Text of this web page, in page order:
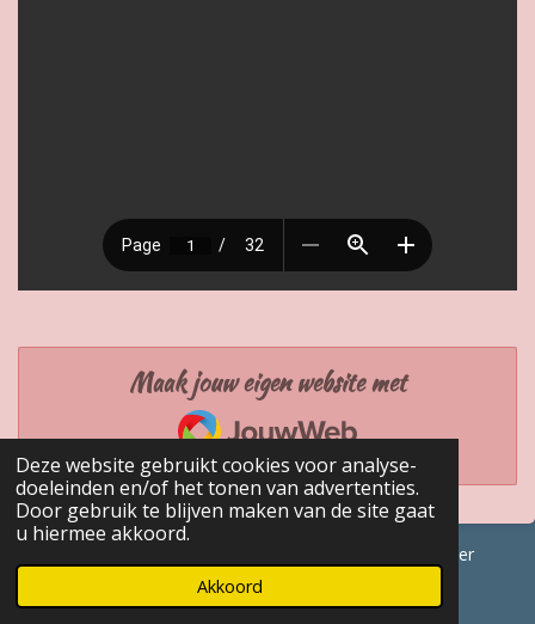
Deze website gebruikt cookies voor analyse-
doeleinden en/of het tonen van advertenties.
Door gebruik te blijven maken van de site gaat
u hiermee akkoord.
Akkoord
Maak jouw eigen website met
JouwWeb
© 2017 - 2026 GENEALOGISCHE Bijdragen Marc Van Acker